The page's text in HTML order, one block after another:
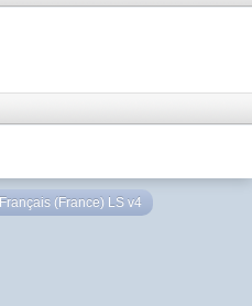
Français (France) LS v4